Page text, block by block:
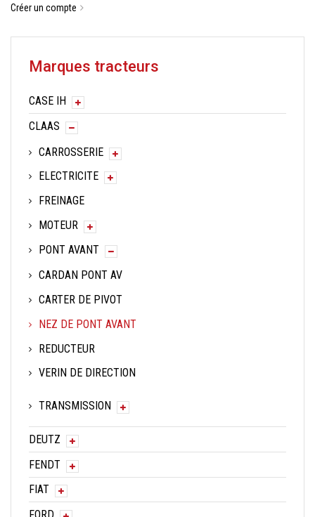
Créer un compte
Marques tracteurs
CASE IH
CLAAS
CARROSSERIE
ELECTRICITE
FREINAGE
MOTEUR
PONT AVANT
CARDAN PONT AV
CARTER DE PIVOT
NEZ DE PONT AVANT
REDUCTEUR
VERIN DE DIRECTION
TRANSMISSION
DEUTZ
FENDT
FIAT